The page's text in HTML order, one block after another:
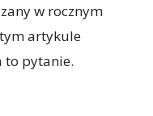
w rocznym
artykule
to pytanie.